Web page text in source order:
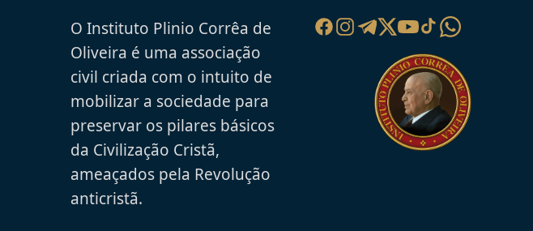
O Instituto Plinio Corrêa de
Oliveira é uma associação
civil criada com o intuito de
mobilizar a sociedade para
preservar os pilares básicos
da Civilização Cristã,
ameaçados pela Revolução
anticristã.